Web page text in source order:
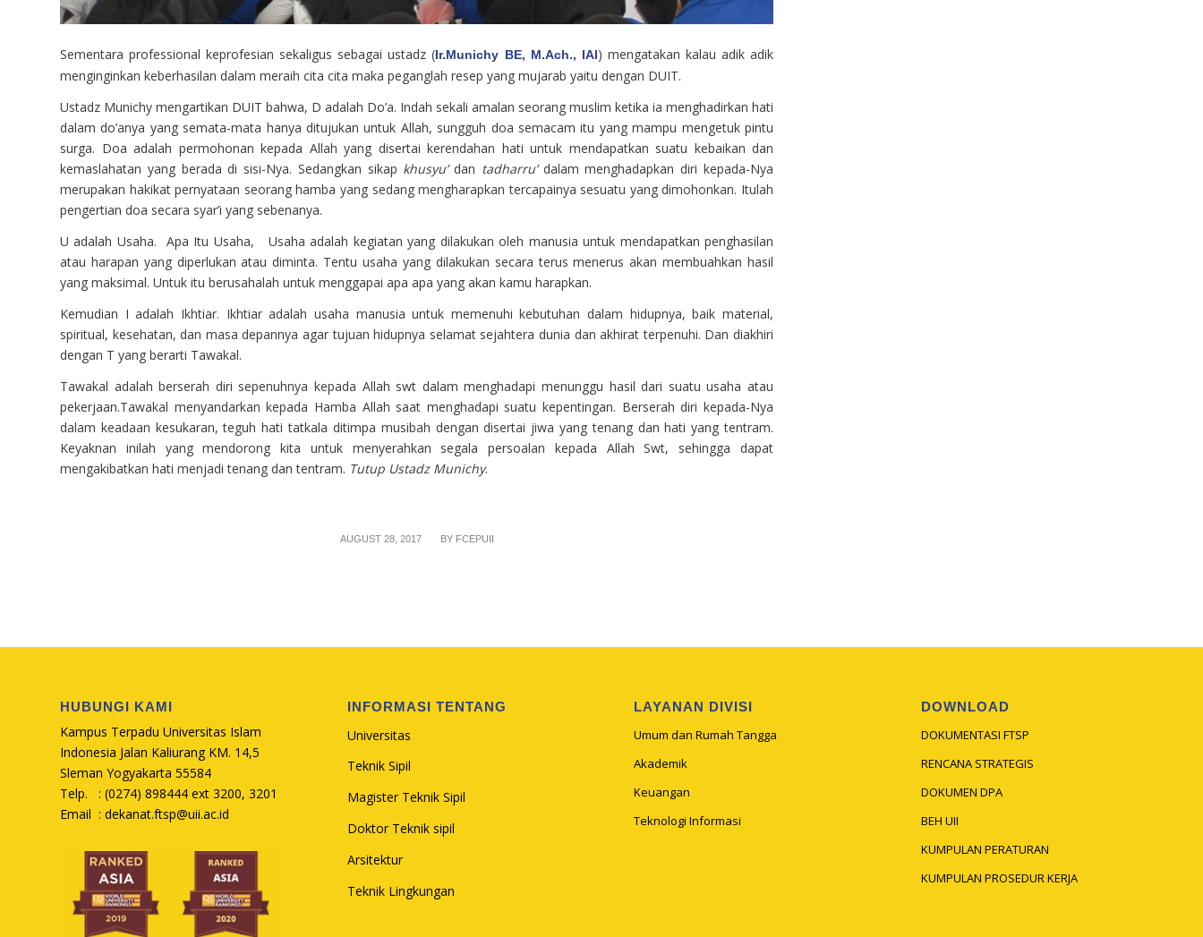
Sementara professional keprofesian sekaligus sebagai ustadz (Ir.Munichy BE, M.Ach., IAI) mengatakan kalau adik adik
menginginkan keberhasilan dalam meraih cita cita maka peganglah resep yang mujarab yaitu dengan DUIT.
Ustadz Munichy mengartikan DUIT bahwa, D adalah Do’a. Indah sekali amalan seorang muslim ketika ia menghadirkan hati
dalam do’anya yang semata-mata hanya ditujukan untuk Allah, sungguh doa semacam itu yang mampu mengetuk pintu
surga. Doa adalah permohonan kepada Allah yang disertai kerendahan hati untuk mendapatkan suatu kebaikan dan
kemaslahatan yang berada di sisi-Nya. Sedangkan sikap khusyu’dan tadharru’dalam menghadapkan diri kepada-Nya
merupakan hakikat pernyataan seorang hamba yang sedang mengharapkan tercapainya sesuatu yang dimohonkan. Itulah
pengertian doa secara syar’i yang sebenanya.
U adalah Usaha. Apa Itu Usaha, Usaha adalah kegiatan yang dilakukan oleh manusia untuk mendapatkan penghasilan
atau harapan yang diperlukan atau diminta. Tentu usaha yang dilakukan secara terus menerus akan membuahkan hasil
yang maksimal. Untuk itu berusahalah untuk menggapai apa apa yang akan kamu harapkan.
Kemudian I adalah Ikhtiar. Ikhtiar adalah usaha manusia untuk memenuhi kebutuhan dalam hidupnya, baik material,
spiritual, kesehatan, dan masa depannya agar tujuan hidupnya selamat sejahtera dunia dan akhirat terpenuhi. Dan diakhiri
dengan T yang berarti Tawakal.
Tawakal adalah berserah diri sepenuhnya kepada Allah swt dalam menghadapi menunggu hasil dari suatu usaha atau
pekerjaan.Tawakal menyandarkan kepada Hamba Allah saat menghadapi suatu kepentingan. Berserah diri kepada-Nya
dalam keadaan kesukaran, teguh hati tatkala ditimpa musibah dengan disertai jiwa yang tenang dan hati yang tentram.
Keyaknan inilah yang mendorong kita untuk menyerahkan segala persoalan kepada Allah Swt, sehingga dapat
mengakibatkan hati menjadi tenang dan tentram. Tutup Ustadz Munichy.
AUGUST 28, 2017
/ BY FCEPUII
HUBUNGI KAMI
Kampus Terpadu Universitas Islam
Indonesia Jalan Kaliurang KM. 14,5
Sleman Yogyakarta 55584
Telp. : (0274) 898444 ext 3200, 3201
Email : dekanat.ftsp@uii.ac.id
INFORMASI TENTANG
Universitas
Teknik Sipil
Magister Teknik Sipil
Doktor Teknik sipil
Arsitektur
Teknik Lingkungan
LAYANAN DIVISI
Umum dan Rumah Tangga
Akademik
Keuangan
Teknologi Informasi
DOWNLOAD
DOKUMENTASI FTSP
RENCANA STRATEGIS
DOKUMEN DPA
BEH UII
KUMPULAN PERATURAN
KUMPULAN PROSEDUR KERJA